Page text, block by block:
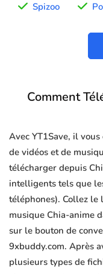
Spizoo
Comment
Avec YT1Save, il
de vidéos et de
télécharger depuis
intelligents tels que
téléphones). Collez le
musique Chia-anime
sur le bouton de
9xbuddy.com. Après
plusieurs types de